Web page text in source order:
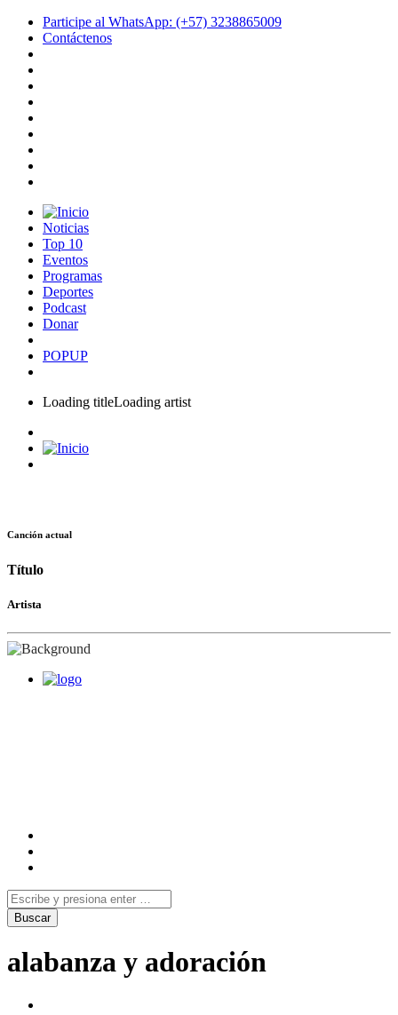
Participe al WhatsApp: (+57) 3238865009
Contáctenos
Noticias
Top 10
Eventos
Programas
Deportes
Podcast
Donar
POPUP
Loading titleLoading artist
Canción actual
Título
Artista
alabanza y adoración